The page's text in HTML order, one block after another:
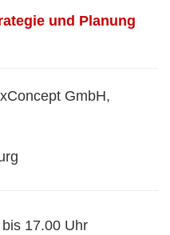
und Planung
GmbH,
17.00 Uhr